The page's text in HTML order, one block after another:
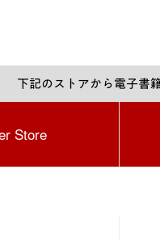
下記のストアから電子書
Store